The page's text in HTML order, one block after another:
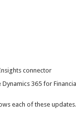
connector
365 for
each of these updates.